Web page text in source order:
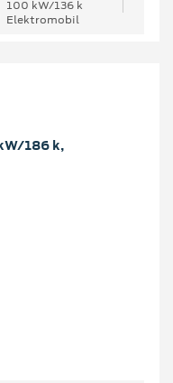
100 kW/136 k
Elektromobil
186 k,